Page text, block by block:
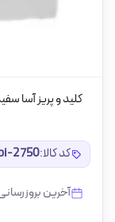
کلید و پریز آسا
کد کالا:2750
آخرین